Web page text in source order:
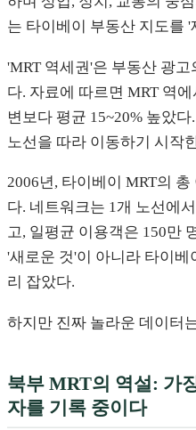
는 타이베이 부동산 지도를
'MRT 역세권'은 부동산 광
다. 자료에 따르면 MRT 역
변보다 평균 15~20% 높았
노선을 따라 이동하기 시작
2006년, 타이베이 MRT의
다. 네트워크는 1개 노선에
고, 일평균 이용객은 150만
'새로운 것'이 아니라 타이
리 잡았다.
하지만 진짜 놀라운 데이터
북부 MRT의 역설: 가
자를 기록 중이다